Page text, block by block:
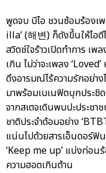
พูดจบ บีไอ ชวนซ้อมร้องเ
illa’ (해변) ก็ดังขึ้นให้ไอ
สวิตช์ใจร้าวเปิดทำการ เพ
เกิน ไม่ว่าจะเพลง
ดึงอารมณ์ไร้ความรักอย่า
มาพร้อมเบเนฟิตบุกประชิ
จากสเตจเดินพบปะประช
ชาติประจำด้อมอย่าง
แน่นไปด้วยสารเอ็นดอร์
‘Keep me up’ แบ่งท่อน
ความฮอตเกินต้าน